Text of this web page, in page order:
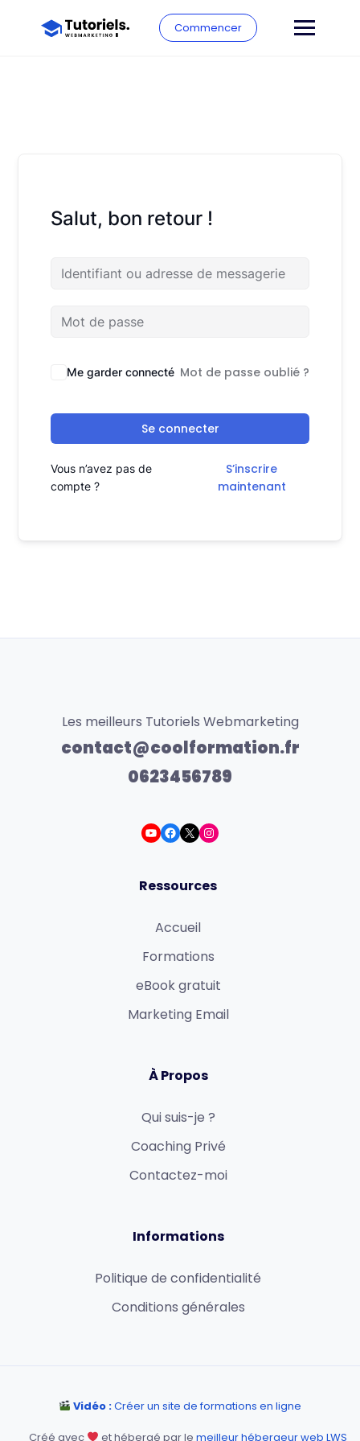
Commencer
Salut, bon retour !
Me garder connecté Mot de passe oublié ?
Se connecter
Vous n’avez pas de
compte ?
S’inscrire
maintenant
Les meilleurs Tutoriels Webmarketing
contact@coolformation.fr
0623456789
Ressources
Accueil
Formations
eBook gratuit
Marketing Email
À Propos
Qui suis-je ?
Coaching Privé
Contactez-moi
Informations
Politique de confidentialité
Conditions générales
Vidéo :Créer un site de formations en ligne
Créé avec et hébergé par le meilleur hébergeur web LWS